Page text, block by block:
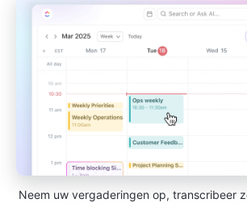
Neem uw vergaderingen op, transcribeer